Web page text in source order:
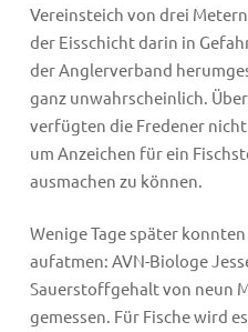
Vereinsteich von drei
der Eisschicht darin in
der Anglerverband
ganz unwahrscheinlich.
verfügten die Fredener
um Anzeichen für ein
ausmachen zu können.
Wenige Tage später
aufatmen: AVN-Biologe
Sauerstoffgehalt von neun
gemessen. Für Fische wird